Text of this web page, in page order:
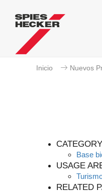
Inicio Nuevos
CATEGORY
Base
USAGE
RELATED